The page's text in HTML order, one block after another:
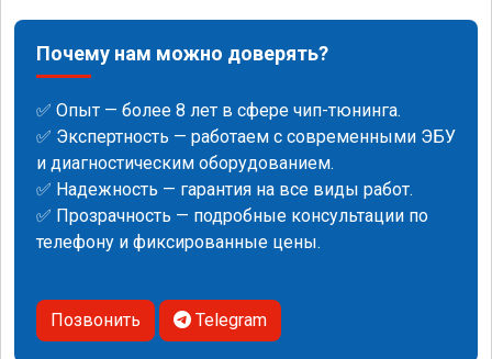
Почему нам можно доверять?
✅ Опыт — более 8 лет в сфере чип-тюнинга.
✅ Экспертность — работаем с современными ЭБУ
и диагностическим оборудованием.
✅ Надежность — гарантия на все виды работ.
✅ Прозрачность — подробные консультации по
телефону и фиксированные цены.
Позвонить Telegram